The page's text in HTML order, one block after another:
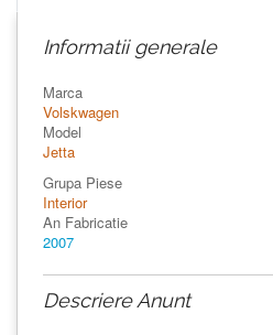
Informatii generale
Marca
Volskwagen
Model
Jetta
Grupa Piese
Interior
An Fabricatie
2007
Descriere Anunt